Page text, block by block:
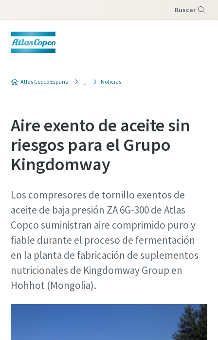
Buscar
Atlas Copco España Noticias
Soluciones de Optimización de Atlas Copco
Aire exento de aceite sin
riesgos para el Grupo
Kingdomway
Los compresores de tornillo exentos de
aceite de baja presión ZA 6G-300 de Atlas
Copco suministran aire comprimido puro y
fiable durante el proceso de fermentación
en la planta de fabricación de suplementos
nutricionales de Kingdomway Group en
Hohhot (Mongolia).